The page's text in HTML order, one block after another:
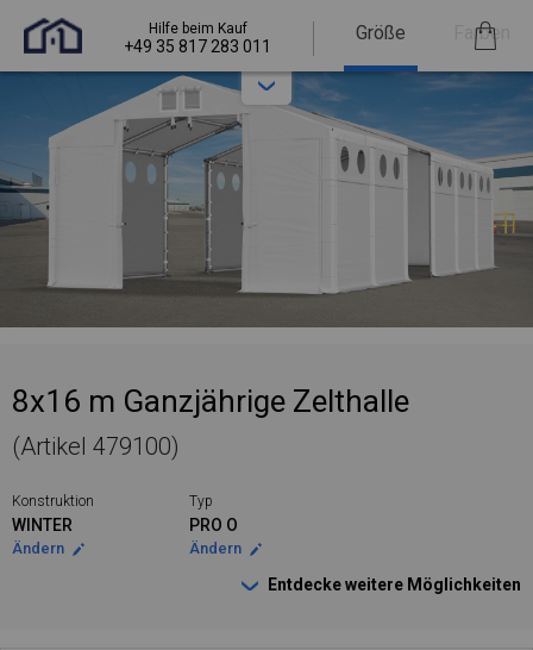
Hilfe beim Kauf
+49 35 817 283 011
Größe Farben
8x16 m Ganzjährige Zelthalle
(Artikel 479100)
Konstruktion
WINTER
Ändern
Typ
PRO O
Ändern
Entdecke weitere Möglichkeiten